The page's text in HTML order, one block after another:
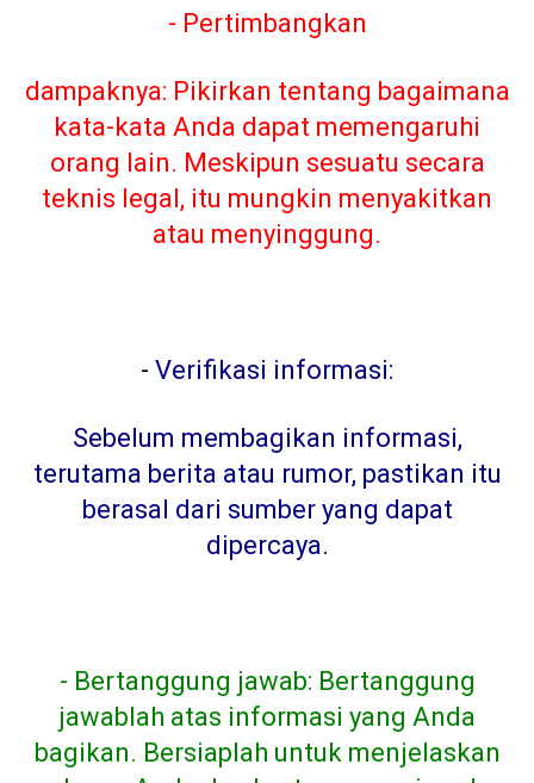
- Pertimbangkan
dampaknya: Pikirkan tentang bagaimana
kata-kata Anda dapat memengaruhi
orang lain. Meskipun sesuatu secara
teknis legal, itu mungkin menyakitkan
atau menyinggung.
- Verifikasi informasi:
Sebelum membagikan informasi,
terutama berita atau rumor, pastikan itu
berasal dari sumber yang dapat
dipercaya.
- Bertanggung jawab: Bertanggung
jawablah atas informasi yang Anda
bagikan. Bersiaplah untuk menjelaskan